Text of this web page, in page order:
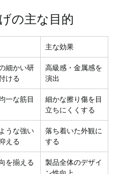
の主な目的
主な効果
細かい研
ける
高級感・金属感を
演出
一な筋目
細かな擦り傷を目
立ちにくくする
うな強い
える
落ち着いた外観に
する
を揃える
製品全体のデザイ